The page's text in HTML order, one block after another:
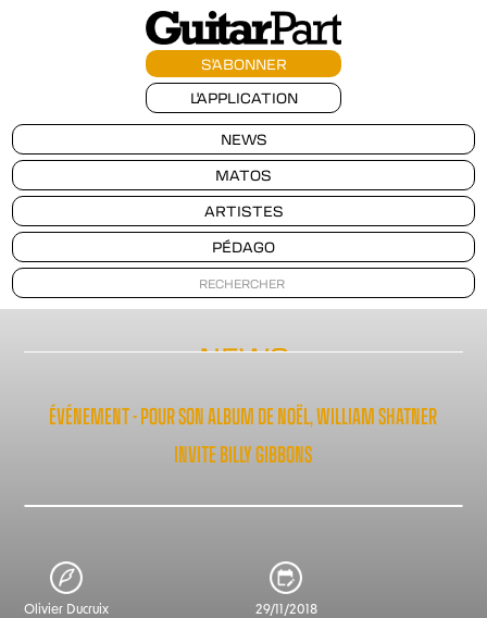
S'ABONNER
L'APPLICATION
NEWS
MATOS
ARTISTES
PÉDAGO
NEWS
ÉVÉNEMENT - POUR SON ALBUM DE NOËL, WILLIAM SHATNER
INVITE BILLY GIBBONS
Olivier Ducruix 29/11/2018